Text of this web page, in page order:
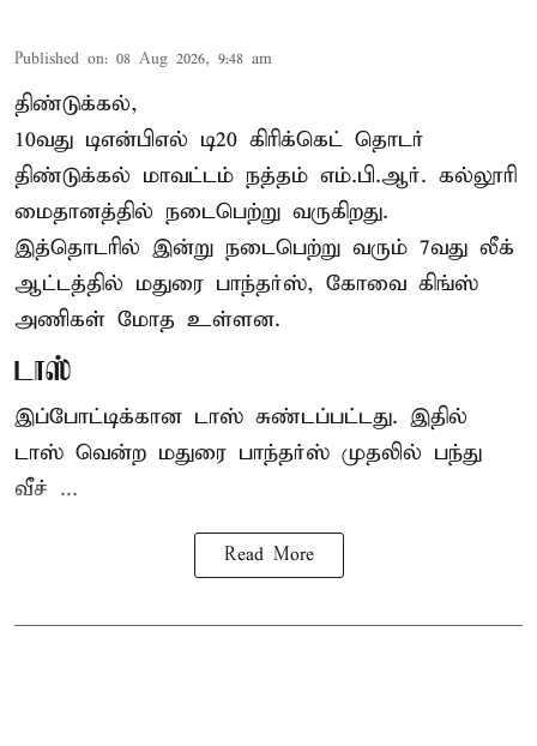
Published on: 08 Aug 2026, 9:48 am
திண்டுக்கல்,
10வது டிஎன்பிஎல் டி20 கிரிக்கெட் தொடர்
திண்டுக்கல் மாவட்டம் நத்தம் எம்.பி.ஆர். கல்லூரி
மைதானத்தில் நடைபெற்று வருகிறது.
இத்தொடரில் இன்று நடைபெற்று வரும் 7வது லீக்
ஆட்டத்தில் மதுரை பாந்தர்ஸ், கோவை கிங்ஸ்
அணிகள் மோத உள்ளன.
டாஸ்
இப்போட்டிக்கான டாஸ் சுண்டப்பட்டது. இதில்
டாஸ் வென்ற மதுரை பாந்தர்ஸ் முதலில் பந்து
வீச் ...
Read More